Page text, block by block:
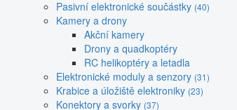
Pasivní elektronické součástky (40)
Kamery a drony
Akční kamery
Drony a quadkoptéry
RC helikoptéry a letadla
Elektronické moduly a senzory (31)
Krabice a úložiště elektroniky (23)
Konektory a svorky (37)